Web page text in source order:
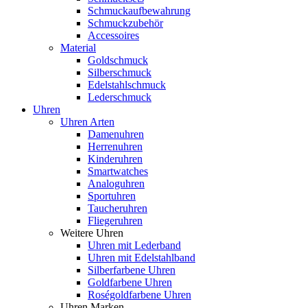
Schmuckaufbewahrung
Schmuckzubehör
Accessoires
Material
Goldschmuck
Silberschmuck
Edelstahlschmuck
Lederschmuck
Uhren
Uhren Arten
Damenuhren
Herrenuhren
Kinderuhren
Smartwatches
Analoguhren
Sportuhren
Taucheruhren
Fliegeruhren
Weitere Uhren
Uhren mit Lederband
Uhren mit Edelstahlband
Silberfarbene Uhren
Goldfarbene Uhren
Roségoldfarbene Uhren